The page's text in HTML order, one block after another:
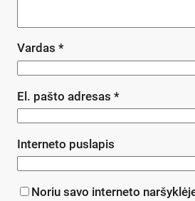
Vardas *
El. pašto adresas *
Interneto puslapis
Noriu savo interneto